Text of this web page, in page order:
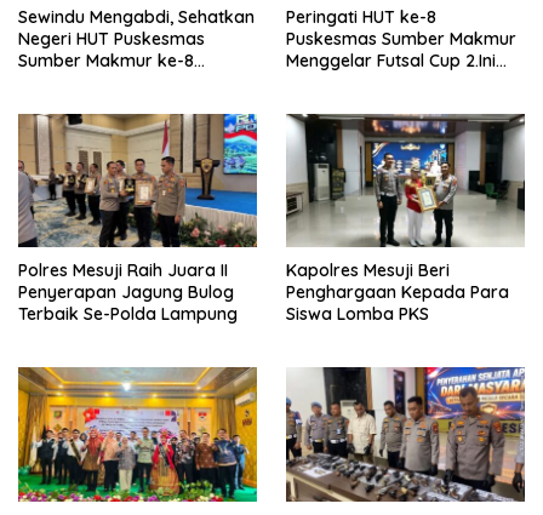
Sewindu Mengabdi, Sehatkan
Negeri HUT Puskesmas
Sumber Makmur ke-8
Peringati HUT ke-8
Puskesmas Sumber Makmur
Menggelar Futsal Cup 2.Ini
Polres Mesuji Raih Juara II
Penyerapan Jagung Bulog
Terbaik Se-Polda Lampung
Kapolres Mesuji Beri
Penghargaan Kepada Para
Siswa Lomba PKS